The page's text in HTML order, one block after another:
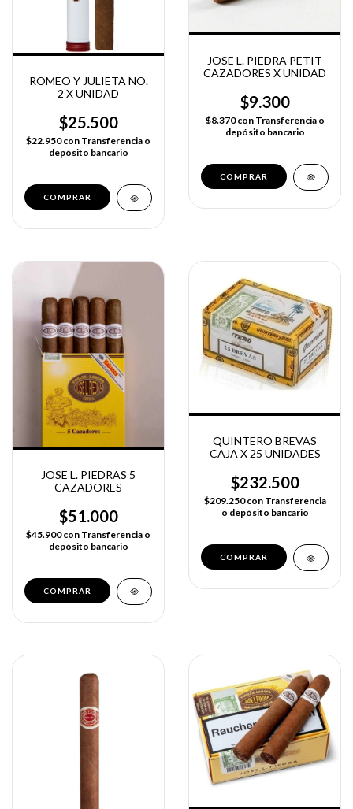
ROMEO Y JULIETA NO.
2 X UNIDAD
$25.500
$22.950con Transferencia o
depósito bancario
JOSE L. PIEDRA PETIT
CAZADORES X UNIDAD
$9.300
$8.370con Transferencia o
depósito bancario
JOSE L. PIEDRAS 5
CAZADORES
$51.000
$45.900con Transferencia o
depósito bancario
QUINTERO BREVAS
CAJA X 25 UNIDADES
$232.500
$209.250con Transferencia
o depósito bancario